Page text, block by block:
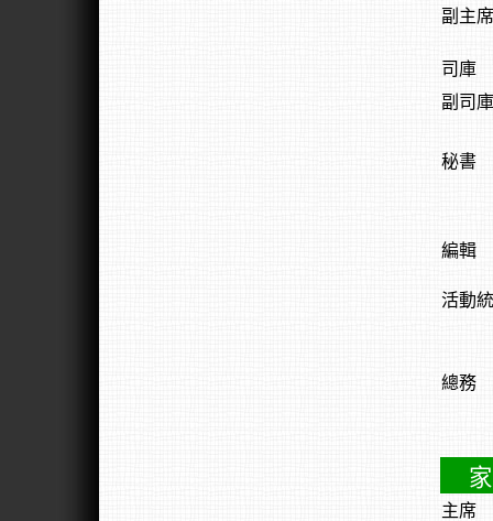
副主席
司庫
副司庫
秘書
編輯
活動
總務
主席